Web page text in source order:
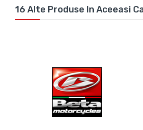
16 Alte Produse In Aceeasi